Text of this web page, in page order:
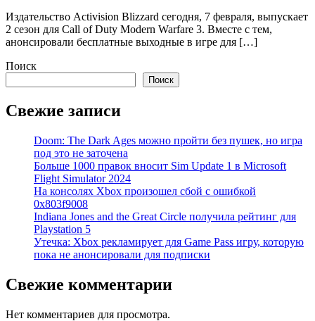
Издательство Activision Blizzard сегодня, 7 февраля, выпускает
2 сезон для Call of Duty Modern Warfare 3. Вместе с тем,
анонсировали бесплатные выходные в игре для […]
Поиск
Поиск
Свежие записи
Doom: The Dark Ages можно пройти без пушек, но игра
под это не заточена
Больше 1000 правок вносит Sim Update 1 в Microsoft
Flight Simulator 2024
На консолях Xbox произошел сбой с ошибкой
0x803f9008
Indiana Jones and the Great Circle получила рейтинг для
Playstation 5
Утечка: Xbox рекламирует для Game Pass игру, которую
пока не анонсировали для подписки
Свежие комментарии
Нет комментариев для просмотра.